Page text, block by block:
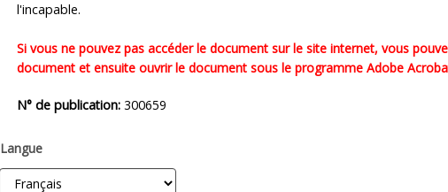
l'incapable.
Si vous ne pouvez pas accéder le document sur le site internet, vous
document et ensuite ouvrir le document sous le programme Adobe
N° de publication: 300659
Langue